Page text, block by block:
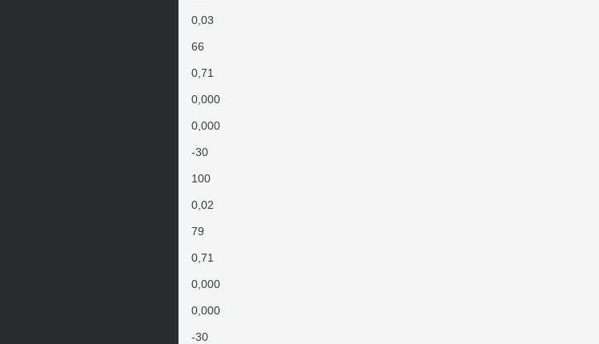
0,03
66
0,71
0,000
0,000
-30
100
0,02
79
0,71
0,000
0,000
-30